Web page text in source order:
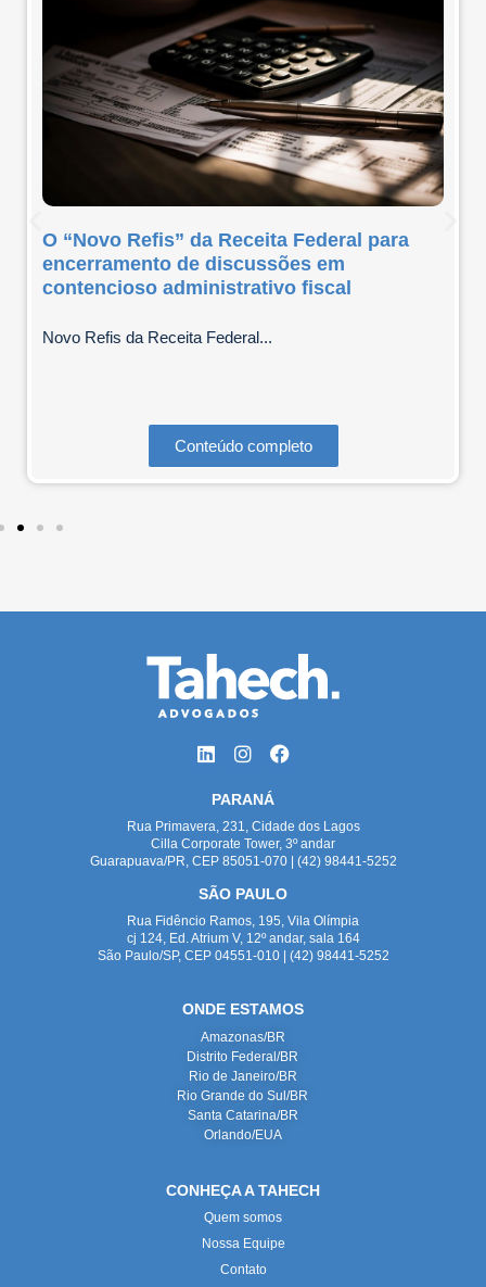
O “Novo Refis” da Receita Federal para
encerramento de discussões em
contencioso administrativo fiscal
Novo Refis da Receita Federal...
Conteúdo completo
PARANÁ
Rua Primavera, 231, Cidade dos Lagos
Cilla Corporate Tower, 3º andar
Guarapuava/PR, CEP 85051-070 | (42) 98441-5252
SÃO PAULO
Rua Fidêncio Ramos, 195, Vila Olímpia
cj 124, Ed. Atrium V, 12º andar, sala 164
São Paulo/SP, CEP 04551-010 | (42) 98441-5252
ONDE ESTAMOS
Amazonas/BR
Distrito Federal/BR
Rio de Janeiro/BR
Rio Grande do Sul/BR
Santa Catarina/BR
Orlando/EUA
CONHEÇA A TAHECH
Quem somos
Nossa Equipe
Contato